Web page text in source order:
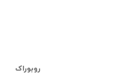
روبوراک